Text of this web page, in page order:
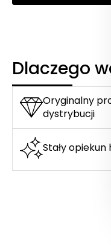
Dlaczego
Oryginalny
dystrybucji
Stały opiekun